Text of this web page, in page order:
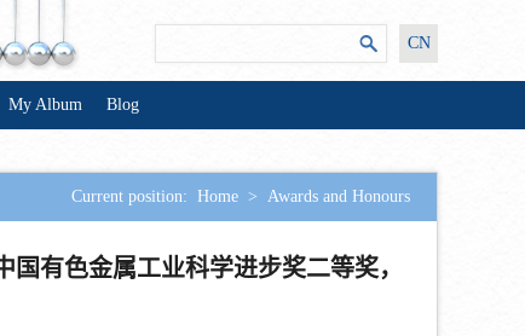
CN
My Album Blog
Current position: Home > Awards and Honours
有色金属工业科学进步奖二等奖，